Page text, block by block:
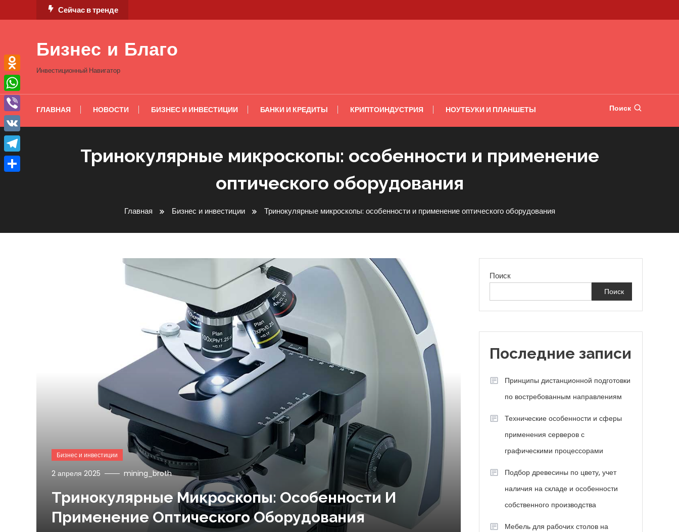
к
Сейчас в тренде
Бизнес и Благо
Инвестиционный Навигатор
ГЛАВНАЯ НОВОСТИ БИЗНЕС И ИНВЕСТИЦИИ БАНКИ И КРЕДИТЫ КРИПТОИНДУСТРИЯ НОУТБУКИ И ПЛАНШЕТЫ Поиск
Тринокулярные микроскопы: особенности и применение
оптического оборудования
Главная Бизнес и инвестиции Тринокулярные микроскопы: особенности и применение оптического оборудования
Бизнес и инвестиции
2 апреля 2025 mining_broth
Тринокулярные Микроскопы: Особенности И
Применение Оптического Оборудования
Поиск
Поиск
Последние записи
Принципы дистанционной подготовки
по востребованным направлениям
Технические особенности и сферы
применения серверов с
графическими процессорами
Подбор древесины по цвету, учет
наличия на складе и особенности
собственного производства
Мебель для рабочих столов на
Odnoklassniki
WhatsApp
Viber
VK
Telegram